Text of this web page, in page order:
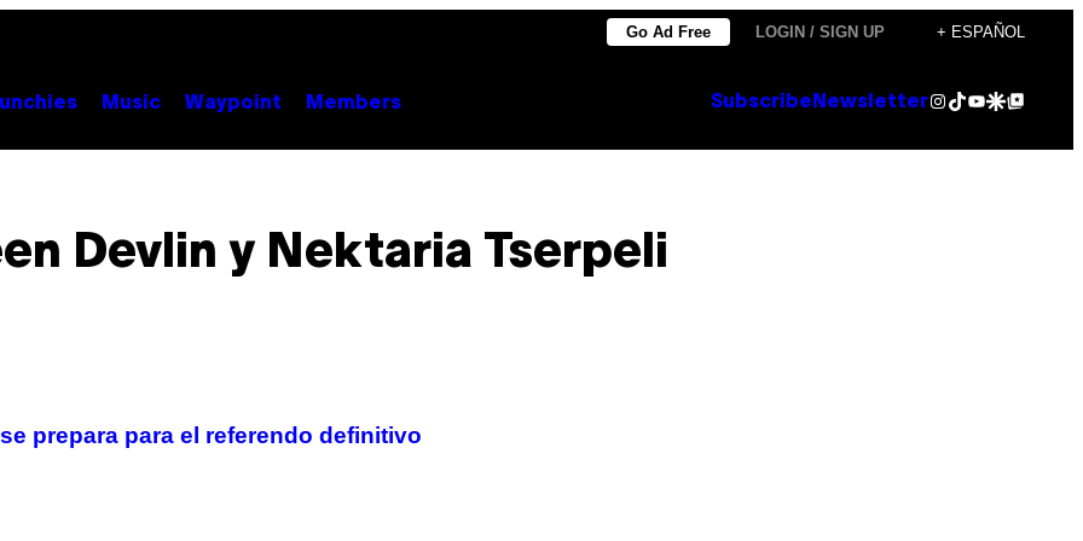
Go Ad Free LOGIN / SIGN UP + ESPAÑOL
Music Waypoint Members Subscribe NewsletterInstagram
TikTok
YouTube
Google Discover
Google Top Posts
Devlin y Nektaria Tserpeli
prepara para el referendo definitivo